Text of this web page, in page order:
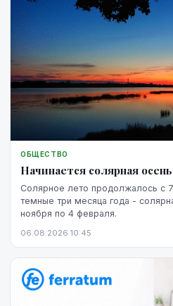
ОБЩЕСТВО
Начинается солярная осень
Солярное лето продолжалось с
темные три месяца года -
ноября по 4 февраля.
06.08.2026 10:45